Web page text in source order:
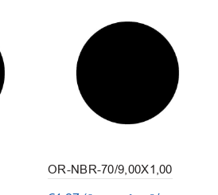
OR-NBR-70/9,00X1,00
(συσκευασία 50τμ.)